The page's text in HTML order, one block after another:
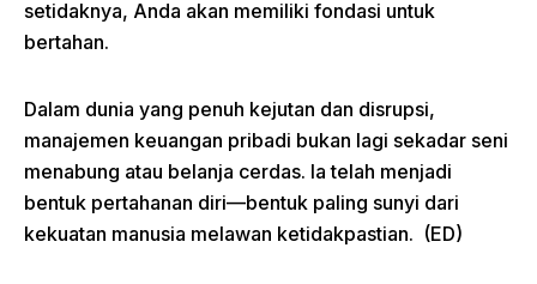
setidaknya, Anda akan memiliki fondasi untuk
bertahan.
Dalam dunia yang penuh kejutan dan disrupsi,
manajemen keuangan pribadi bukan lagi sekadar seni
menabung atau belanja cerdas. Ia telah menjadi
bentuk pertahanan diri—bentuk paling sunyi dari
kekuatan manusia melawan ketidakpastian. (ED)